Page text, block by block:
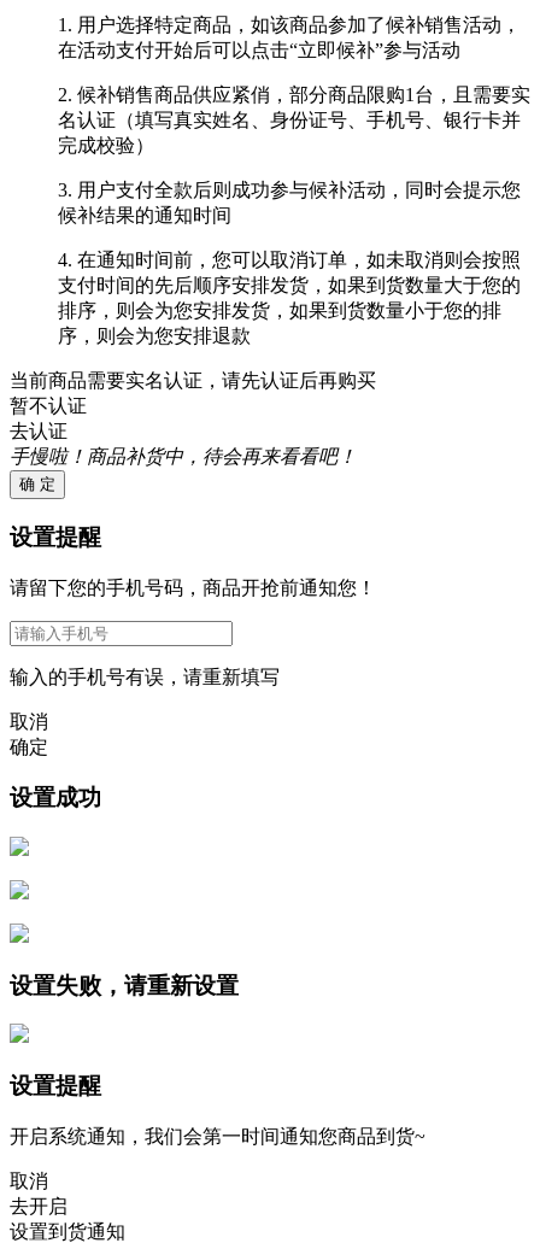
1. 用户选择特定商品，如该商品参加了候补销售活动，
在活动支付开始后可以点击“立即候补”参与活动
2. 候补销售商品供应紧俏，部分商品限购1台，且需要实
名认证（填写真实姓名、身份证号、手机号、银行卡并
完成校验）
3. 用户支付全款后则成功参与候补活动，同时会提示您
候补结果的通知时间
4. 在通知时间前，您可以取消订单，如未取消则会按照
支付时间的先后顺序安排发货，如果到货数量大于您的
排序，则会为您安排发货，如果到货数量小于您的排
序，则会为您安排退款
当前商品需要实名认证，请先认证后再购买
暂不认证
去认证
手慢啦！商品补货中，待会再来看看吧！
确 定
设置提醒
请留下您的手机号码，商品开抢前通知您！
输入的手机号有误，请重新填写
取消
确定
设置成功
设置失败，请重新设置
设置提醒
开启系统通知，我们会第一时间通知您商品到货~
取消
去开启
设置到货通知